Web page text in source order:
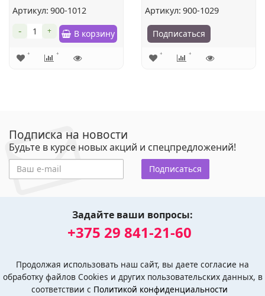
Артикул: 900-1012
+
- В корзину
Артикул: 900-1029
Подписаться
Подписка на новости
Будьте в курсе новых акций и спецпредложений!
Подписаться
Задайте ваши вопросы:
+375 29 841-21-60
Продолжая использовать наш сайт, вы даете согласие на
обработку файлов Cookies и других пользовательских данных, в
соответствии с Политикой конфиденциальности